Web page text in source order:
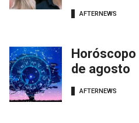
AFTERNEWS
de agosto
AFTERNEWS